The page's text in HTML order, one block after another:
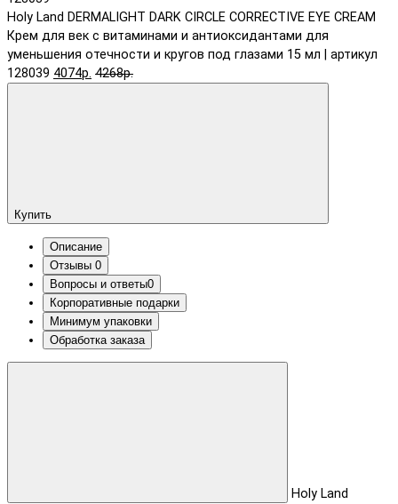
Holy Land DERMALIGHT DARK CIRCLE CORRECTIVE EYE CREAM
Крем для век с витаминами и антиоксидантами для
уменьшения отечности и кругов под глазами 15 мл | артикул
128039 4074р. 4268р.
Купить
Описание
Отзывы 0
Вопросы и ответы0
Корпоративные подарки
Минимум упаковки
Обработка заказа
Holy Land